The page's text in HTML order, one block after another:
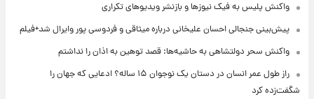
واکنش پلیس به فیک نیوزها و بازنشر ویدیوهای تکراری
پیش‌بینی جنجالی احسان علیخانی درباره میثاقی و فردوسی پور وایرال شد+فیلم
واکنش سحر دولتشاهی به حاشیه‌ها: قصد توهین به اذان را نداشتم
راز طول عمر انسان در دستان یک نوجوان ۱۵ ساله؟ ادعایی که جهان را
شگفت‌زده کرد